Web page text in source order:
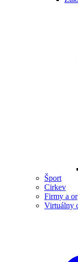
Šport
Cirkev
Firmy a
Virtuálny